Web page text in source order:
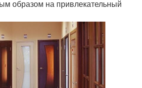
образом на привлекательный